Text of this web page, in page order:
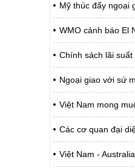
Mỹ thúc đẩy ngoại
WMO cảnh báo El
Chính sách lãi
Ngoại giao với sứ
Việt Nam mong
Các cơ quan đại
Việt Nam -